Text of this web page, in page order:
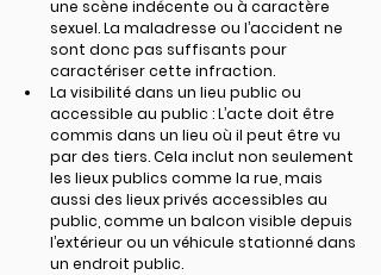
une scène indécente ou à caractère
sexuel. La maladresse ou l’accident ne
sont donc pas suffisants pour
caractériser cette infraction.
La visibilité dans un lieu public ou
accessible au public : L’acte doit être
commis dans un lieu où il peut être vu
par des tiers. Cela inclut non seulement
les lieux publics comme la rue, mais
aussi des lieux privés accessibles au
public, comme un balcon visible depuis
l’extérieur ou un véhicule stationné dans
un endroit public.